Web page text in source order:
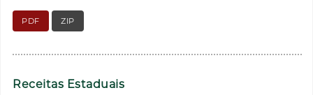
PDF ZIP
Receitas Estaduais